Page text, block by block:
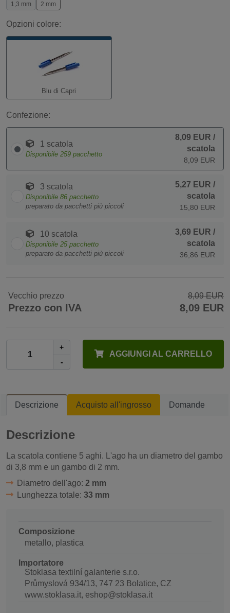
1,3 mm 2 mm
Opzioni colore:
Blu di Capri
Confezione:
1 scatola
Disponibile 259 pacchetto
8,09 EUR /
scatola
8,09 EUR
3 scatola
Disponibile 86 pacchetto
preparato da pacchetti più piccoli
5,27 EUR /
scatola
15,80 EUR
10 scatola
Disponibile 25 pacchetto
preparato da pacchetti più piccoli
3,69 EUR /
scatola
36,86 EUR
Vecchio prezzo 8,09 EUR
Prezzo con IVA 8,09 EUR
+
-
AGGIUNGI AL CARRELLO
Descrizione Acquisto all'ingrosso Domande
Descrizione
La scatola contiene 5 aghi. L'ago ha un diametro del gambo
di 3,8 mm e un gambo di 2 mm.
Diametro dell'ago: 2 mm
Lunghezza totale: 33 mm
Composizione
metallo, plastica
Importatore
Stoklasa textilní galanterie s.r.o.
Průmyslová 934/13, 747 23 Bolatice, CZ
www.stoklasa.it, eshop@stoklasa.it